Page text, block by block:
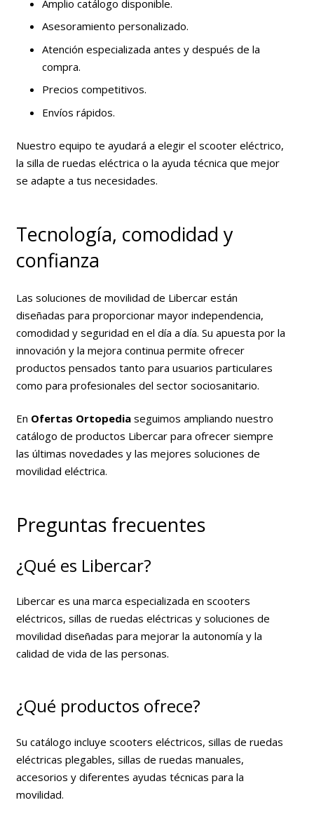
Amplio catálogo disponible.
Asesoramiento personalizado.
Atención especializada antes y después de la
compra.
Precios competitivos.
Envíos rápidos.
Nuestro equipo te ayudará a elegir el scooter eléctrico,
la silla de ruedas eléctrica o la ayuda técnica que mejor
se adapte a tus necesidades.
Tecnología, comodidad y
confianza
Las soluciones de movilidad de Libercar están
diseñadas para proporcionar mayor independencia,
comodidad y seguridad en el día a día. Su apuesta por la
innovación y la mejora continua permite ofrecer
productos pensados tanto para usuarios particulares
como para profesionales del sector sociosanitario.
En Ofertas Ortopediaseguimos ampliando nuestro
catálogo de productos Libercar para ofrecer siempre
las últimas novedades y las mejores soluciones de
movilidad eléctrica.
Preguntas frecuentes
¿Qué es Libercar?
Libercar es una marca especializada en scooters
eléctricos, sillas de ruedas eléctricas y soluciones de
movilidad diseñadas para mejorar la autonomía y la
calidad de vida de las personas.
¿Qué productos ofrece?
Su catálogo incluye scooters eléctricos, sillas de ruedas
eléctricas plegables, sillas de ruedas manuales,
accesorios y diferentes ayudas técnicas para la
movilidad.